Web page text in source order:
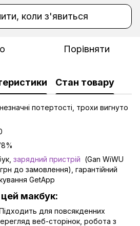
коли з'явиться
Порівняти
Стан товару
потертості, трохи вигнуто
зарядний пристрій (Gan WiWU
до замовлення), гарантійний
GetApp
цей макбук:
для повсякденних
веб-сторінок, робота з